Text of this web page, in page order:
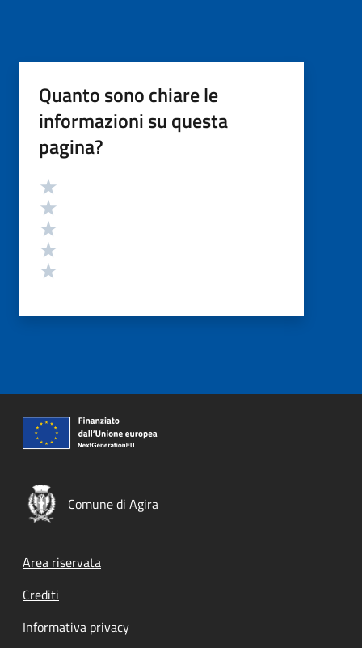
Quanto sono chiare le
informazioni su questa
pagina?
Valutazione
Comune di Agira
Footer menu
Area riservata
Crediti
Informativa privacy